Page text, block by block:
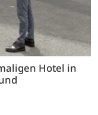
Hotel in